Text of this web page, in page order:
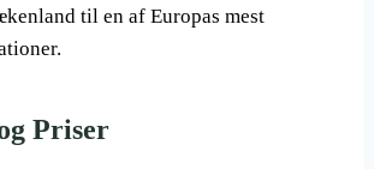
til en af Europas mest
Priser